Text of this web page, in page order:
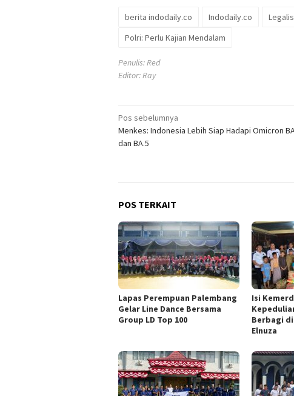
berita indodaily.co Indodaily.co
Polri: Perlu Kajian Mendalam
Penulis: Red
Editor: Ray
Navigasi
pos
Pos sebelumnya
Menkes: Indonesia Lebih Siap Hadapi Omicron
dan BA.5
POS TERKAIT
Lapas Perempuan Palembang
Gelar Line Dance Bersama
Group LD Top 100
Isi
Berbagi
Elnuza